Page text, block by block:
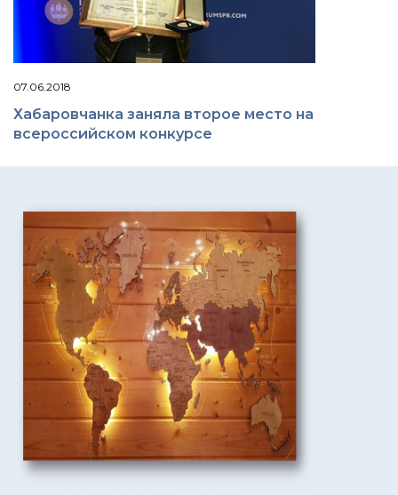
07.06.2018
Хабаровчанка заняла второе место на
всероссийском конкурсе